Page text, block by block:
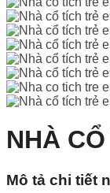
NHÀ
Mô tả chi tiết